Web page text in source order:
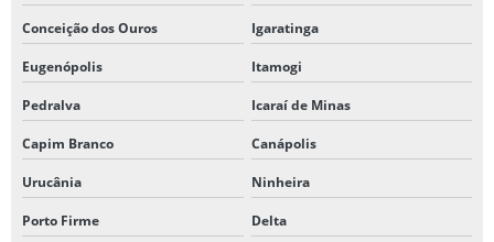
Conceição dos Ouros Igaratinga
Eugenópolis Itamogi
Pedralva Icaraí de Minas
Capim Branco Canápolis
Urucânia Ninheira
Porto Firme Delta